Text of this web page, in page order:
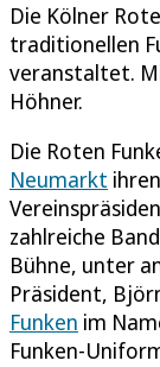
Die Kölner
traditionellen
veranstaltet.
Höhner.
Die Roten
Neumarkt
zahlreiche
Bühne, unter
Präsident,
Funken im
Funken-